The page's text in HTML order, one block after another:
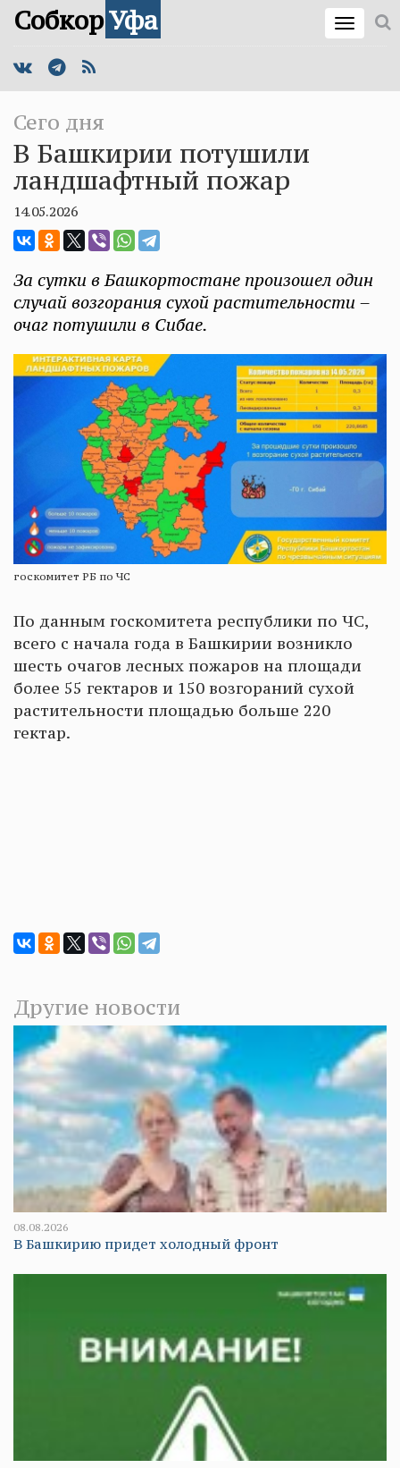
СобкорУфа
Сего дня
В Башкирии потушили
ландшафтный пожар
14.05.2026
За сутки в Башкортостане произошел один
случай возгорания сухой растительности –
очаг потушили в Сибае.
госкомитет РБ по ЧС
По данным госкомитета республики по ЧС,
всего с начала года в Башкирии возникло
шесть очагов лесных пожаров на площади
более 55 гектаров и 150 возгораний сухой
растительности площадью больше 220
гектар.
Другие новости
08.08.2026
В Башкирию придет холодный фронт